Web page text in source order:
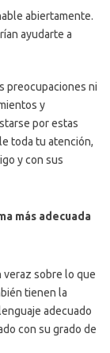
abiertamente.
ayudarte a
preocupaciones ni
y
por estas
toda tu atención,
y con sus
más adecuada
veraz sobre lo que
tienen la
adecuado
con su grado de